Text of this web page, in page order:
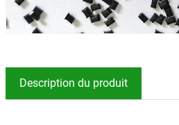
Description du produit